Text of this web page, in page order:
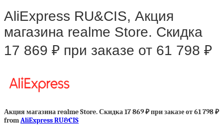
AliExpress RU&CIS, Акция
магазина realme Store. Скидка
17 869 ₽ при заказе от 61 798 ₽
Акция магазина realme Store. Скидка 17 869 ₽ при заказе от 61 798 ₽
fromAliExpress RU&CIS